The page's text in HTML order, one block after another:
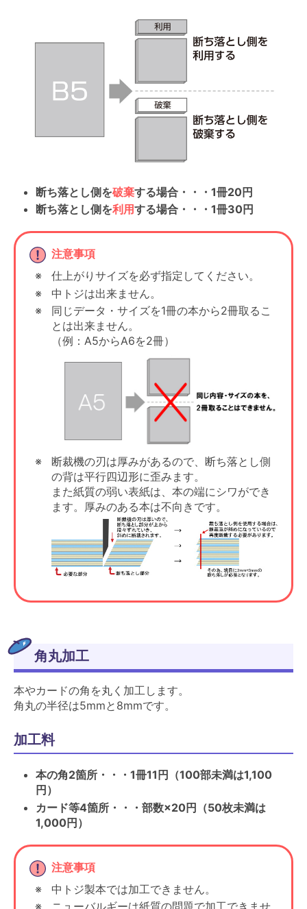
断ち落とし側を破棄する場合・・・1冊20円
断ち落とし側を利用する場合・・・1冊30円
注意事項
仕上がりサイズを必ず指定してください。
中トジは出来ません。
同じデータ・サイズを1冊の本から2冊取るこ
とは出来ません。
（例：A5からA6を2冊）
断裁機の刃は厚みがあるので、断ち落とし側
の背は平行四辺形に歪みます。
また紙質の弱い表紙は、本の端にシワができ
ます。厚みのある本は不向きです。
角丸加工
本やカードの角を丸く加工します。
角丸の半径は5mmと8mmです。
加工料
本の角2箇所・・・1冊11円（100部未満は1,100
円）
カード等4箇所・・・部数×20円（50枚未満は
1,000円）
注意事項
中トジ製本では加工できません。
ニューバルギーは紙質の問題で加工できませ